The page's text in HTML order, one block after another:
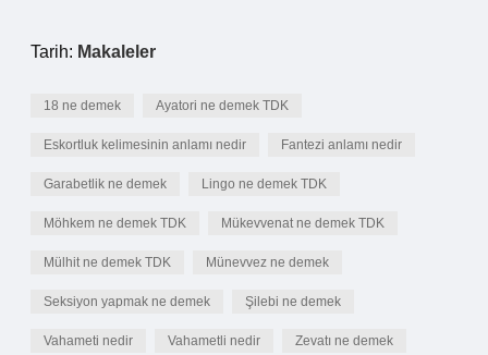
Tarih: Makaleler
18 ne demek Ayatori ne demek TDK
Eskortluk kelimesinin anlamı nedir Fantezi anlamı nedir
Garabetlik ne demek Lingo ne demek TDK
Möhkem ne demek TDK Mükevvenat ne demek TDK
Mülhit ne demek TDK Münevvez ne demek
Seksiyon yapmak ne demek Şilebi ne demek
Vahameti nedir Vahametli nedir Zevatı ne demek